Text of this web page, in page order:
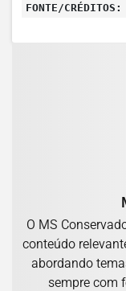
FONTE/CRÉDITOS:
O MS
conteúdo
abordando
sempre com